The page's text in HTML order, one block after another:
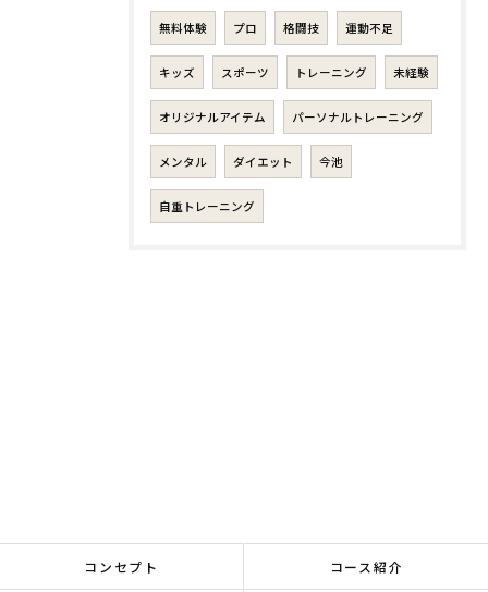
無料体験 プロ 格闘技 運動不足
キッズ スポーツ トレーニング 未経験
オリジナルアイテム パーソナルトレーニング
メンタル ダイエット 今池
自重トレーニング
コンセプト コース紹介